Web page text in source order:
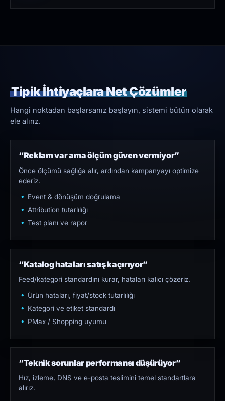
Tipik İhtiyaçlara Net Çözümler
Hangi noktadan başlarsanız başlayın, sistemi bütün olarak
ele alırız.
“Reklam var ama ölçüm güven vermiyor”
Önce ölçümü sağlığa alır, ardından kampanyayı optimize
ederiz.
Event & dönüşüm doğrulama
Attribution tutarlılığı
Test planı ve rapor
“Katalog hataları satış kaçırıyor”
Feed/kategori standardını kurar, hataları kalıcı çözeriz.
Ürün hataları, fiyat/stock tutarlılığı
Kategori ve etiket standardı
PMax / Shopping uyumu
“Teknik sorunlar performansı düşürüyor”
Hız, izleme, DNS ve e-posta teslimini temel standartlara
alırız.